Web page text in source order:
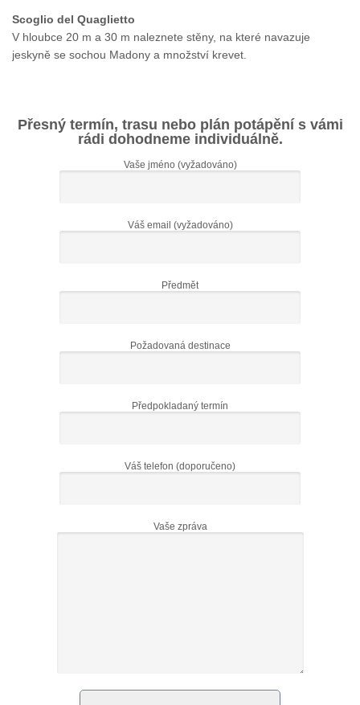
Scoglio del Quaglietto
V hloubce 20 m a 30 m naleznete stěny, na které navazuje
jeskyně se sochou Madony a množství krevet.
Přesný termín, trasu nebo plán potápění s vámi
rádi dohodneme individuálně.
Vaše jméno (vyžadováno)
Váš email (vyžadováno)
Předmět
Požadovaná destinace
Předpokladaný termín
Váš telefon (doporučeno)
Vaše zpráva